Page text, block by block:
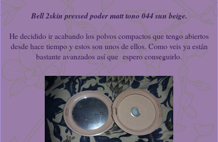
Bell 2skin pressed poder matt tono 044 sun beige.
He decidido ir acabando los polvos compactos que tengo abiertos
desde hace tiempo y estos son unos de ellos. Como veis ya están
bastante avanzados así que espero conseguirlo.